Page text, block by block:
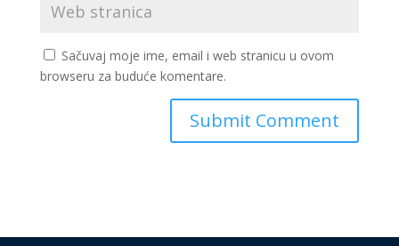
Sačuvaj moje ime, email i web stranicu u ovom
browseru za buduće komentare.